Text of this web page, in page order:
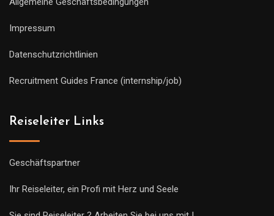
Impressum
Datenschutzrichtlinien
Recruitment Guides France (internship/job)
Reiseleiter Links
Geschäftspartner
Ihr Reiseleiter, ein Profi mit Herz und Seele